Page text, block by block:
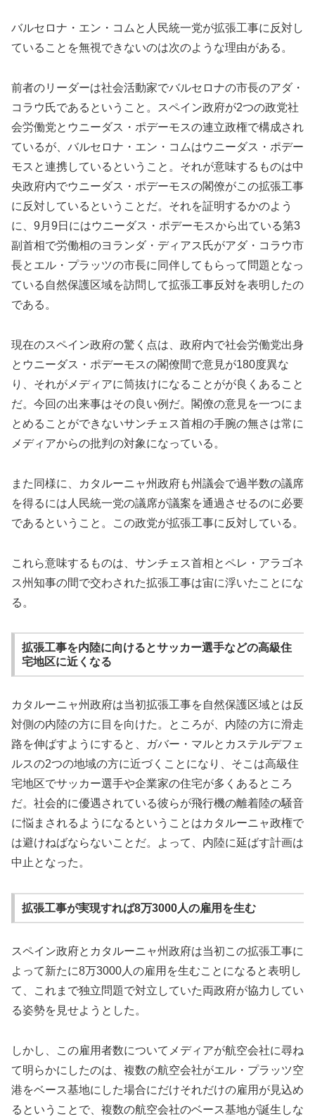
バルセロナ・エン・コムと人民統一党が拡張工事に反対し
ていることを無視できないのは次のような理由がある。
前者のリーダーは社会活動家でバルセロナの市長のアダ・
コラウ氏であるということ。スペイン政府が2つの政党社
会労働党とウニーダス・ポデーモスの連立政権で構成され
ているが、バルセロナ・エン・コムはウニーダス・ポデー
モスと連携しているということ。それが意味するものは中
央政府内でウニーダス・ポデーモスの閣僚がこの拡張工事
に反対しているということだ。それを証明するかのよう
に、9月9日にはウニーダス・ポデーモスから出ている第3
副首相で労働相のヨランダ・ディアス氏がアダ・コラウ市
長とエル・プラッツの市長に同伴してもらって問題となっ
ている自然保護区域を訪問して拡張工事反対を表明したの
である。
現在のスペイン政府の驚く点は、政府内で社会労働党出身
とウニーダス・ポデーモスの閣僚間で意見が180度異な
り、それがメディアに筒抜けになることがが良くあること
だ。今回の出来事はその良い例だ。閣僚の意見を一つにま
とめることができないサンチェス首相の手腕の無さは常に
メディアからの批判の対象になっている。
また同様に、カタルーニャ州政府も州議会で過半数の議席
を得るには人民統一党の議席が議案を通過させるのに必要
であるということ。この政党が拡張工事に反対している。
これら意味するものは、サンチェス首相とペレ・アラゴネ
ス州知事の間で交わされた拡張工事は宙に浮いたことにな
る。
拡張工事を内陸に向けるとサッカー選手などの高級住
宅地区に近くなる
カタルーニャ州政府は当初拡張工事を自然保護区域とは反
対側の内陸の方に目を向けた。ところが、内陸の方に滑走
路を伸ばすようにすると、ガバー・マルとカステルデフェ
ルスの2つの地域の方に近づくことになり、そこは高級住
宅地区でサッカー選手や企業家の住宅が多くあるところ
だ。社会的に優遇されている彼らが飛行機の離着陸の騒音
に悩まされるようになるということはカタルーニャ政権で
は避けねばならないことだ。よって、内陸に延ばす計画は
中止となった。
拡張工事が実現すれば8万3000人の雇用を生む
スペイン政府とカタルーニャ州政府は当初この拡張工事に
よって新たに8万3000人の雇用を生むことになると表明し
て、これまで独立問題で対立していた両政府が協力してい
る姿勢を見せようとした。
しかし、この雇用者数についてメディアが航空会社に尋ね
て明らかにしたのは、複数の航空会社がエル・プラッツ空
港をベース基地にした場合にだけそれだけの雇用が見込め
るということで、複数の航空会社のベース基地が誕生しな